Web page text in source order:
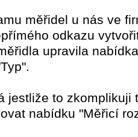
měřidel u nás ve
odkazu
upravila
jestliže to zkomplikuji
nabídku "Měřicí